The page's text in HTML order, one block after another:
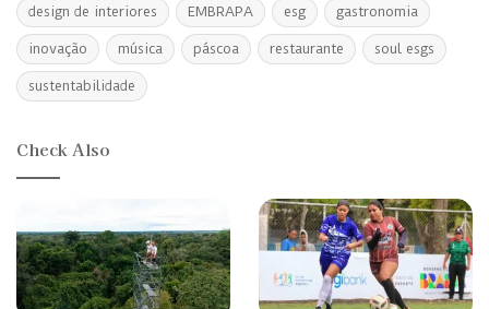
design de interiores EMBRAPA esg gastronomia
inovação música páscoa restaurante soul esgs
sustentabilidade
Check Also